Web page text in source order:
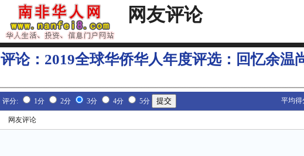
网友评论
评论： 2019全球华侨华人年度评选：回忆余温
评分: 1分 2分 3分 4分 5分 平均得
网友评论